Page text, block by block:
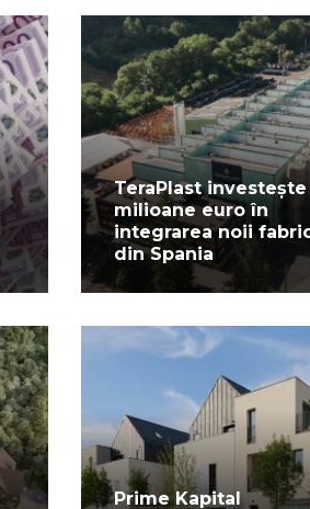
TeraPlast
milioane euro în
integrarea noii
din Spania
Prime Kapital